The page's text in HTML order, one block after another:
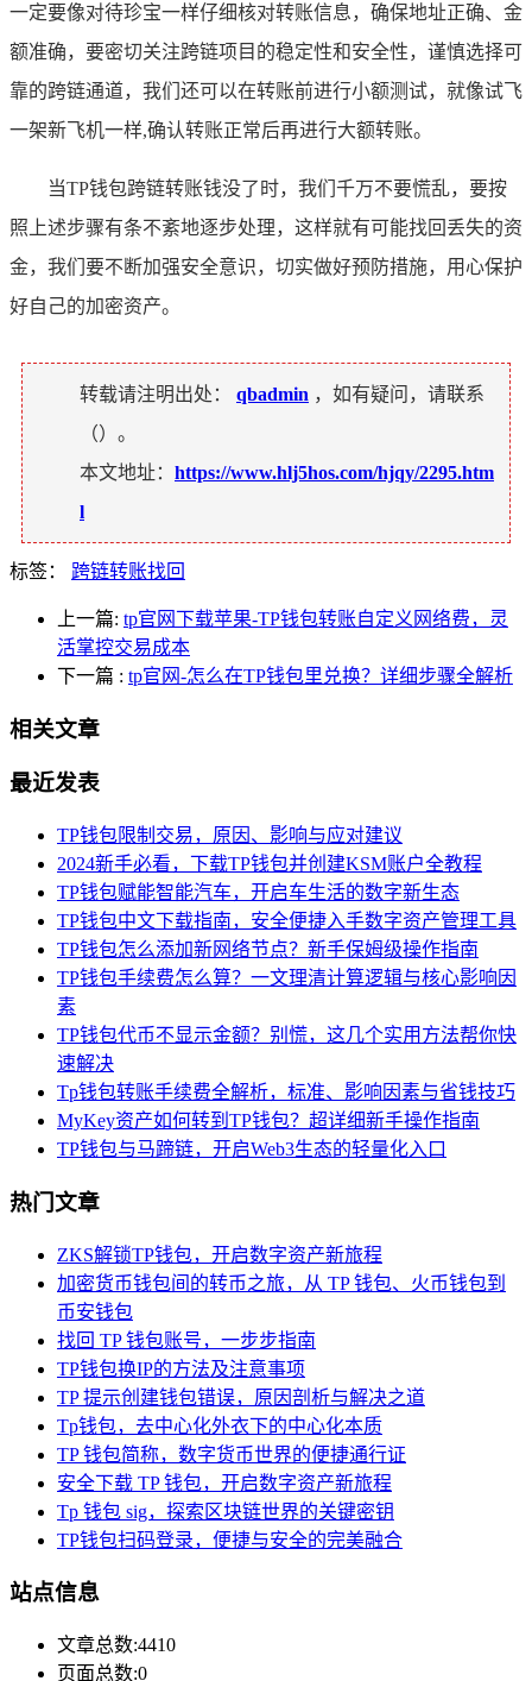
一定要像对待珍宝一样仔细核对转账信息，确保地址正确、金
额准确，要密切关注跨链项目的稳定性和安全性，谨慎选择可
靠的跨链通道，我们还可以在转账前进行小额测试，就像试飞
一架新飞机一样,确认转账正常后再进行大额转账。
当TP钱包跨链转账钱没了时，我们千万不要慌乱，要按
照上述步骤有条不紊地逐步处理，这样就有可能找回丢失的资
金，我们要不断加强安全意识，切实做好预防措施，用心保护
好自己的加密资产。
转载请注明出处： qbadmin ，如有疑问，请联系
（）。
本文地址： https://www.hlj5hos.com/hjqy/2295.htm
l
标签： 跨链转账找回
上一篇: tp官网下载苹果-TP钱包转账自定义网络费，灵
活掌控交易成本
下一篇 : tp官网-怎么在TP钱包里兑换？详细步骤全解析
相关文章
最近发表
TP钱包限制交易，原因、影响与应对建议
2024新手必看，下载TP钱包并创建KSM账户全教程
TP钱包赋能智能汽车，开启车生活的数字新生态
TP钱包中文下载指南，安全便捷入手数字资产管理工具
TP钱包怎么添加新网络节点？新手保姆级操作指南
TP钱包手续费怎么算？一文理清计算逻辑与核心影响因
素
TP钱包代币不显示金额？别慌，这几个实用方法帮你快
速解决
Tp钱包转账手续费全解析，标准、影响因素与省钱技巧
MyKey资产如何转到TP钱包？超详细新手操作指南
TP钱包与马蹄链，开启Web3生态的轻量化入口
热门文章
ZKS解锁TP钱包，开启数字资产新旅程
加密货币钱包间的转币之旅，从 TP 钱包、火币钱包到
币安钱包
找回 TP 钱包账号，一步步指南
TP钱包换IP的方法及注意事项
TP 提示创建钱包错误，原因剖析与解决之道
Tp钱包，去中心化外衣下的中心化本质
TP 钱包简称，数字货币世界的便捷通行证
安全下载 TP 钱包，开启数字资产新旅程
Tp 钱包 sig，探索区块链世界的关键密钥
TP钱包扫码登录，便捷与安全的完美融合
站点信息
文章总数:4410
页面总数:0